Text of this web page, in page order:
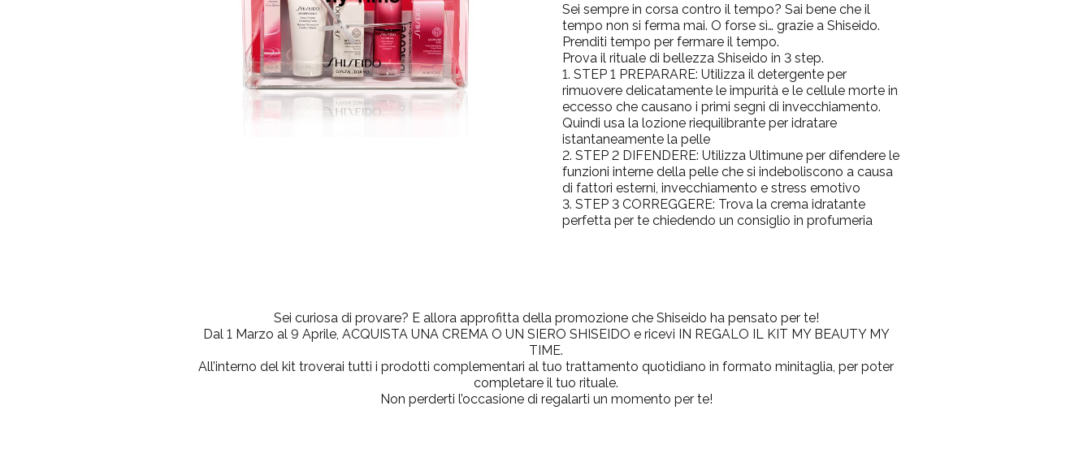
Sei sempre in corsa contro il tempo? Sai bene che il
tempo non si ferma mai. O forse sì… grazie a Shiseido.
Prenditi tempo per fermare il tempo.
Prova il rituale di bellezza Shiseido in 3 step.
STEP 1 PREPARARE: Utilizza il detergente per
rimuovere delicatamente le impurità e le cellule morte in
eccesso che causano i primi segni di invecchiamento.
Quindi usa la lozione riequilibrante per idratare
istantaneamente la pelle
STEP 2 DIFENDERE: Utilizza Ultimune per difendere le
funzioni interne della pelle che si indeboliscono a causa
di fattori esterni, invecchiamento e stress emotivo
STEP 3 CORREGGERE: Trova la crema idratante
perfetta per te chiedendo un consiglio in profumeria
Sei curiosa di provare? E allora approfitta della promozione che Shiseido ha pensato per te!
Dal 1 Marzo al 9 Aprile, ACQUISTA UNA CREMA O UN SIERO SHISEIDO e ricevi IN REGALO IL KIT MY BEAUTY MY
TIME.
All’interno del kit troverai tutti i prodotti complementari al tuo trattamento quotidiano in formato minitaglia, per poter
completare il tuo rituale.
Non perderti l’occasione di regalarti un momento per te!